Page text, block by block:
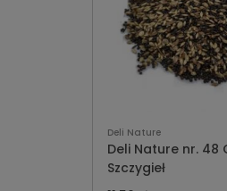
Deli Nature
Deli Nature nr. 48
Szczygieł